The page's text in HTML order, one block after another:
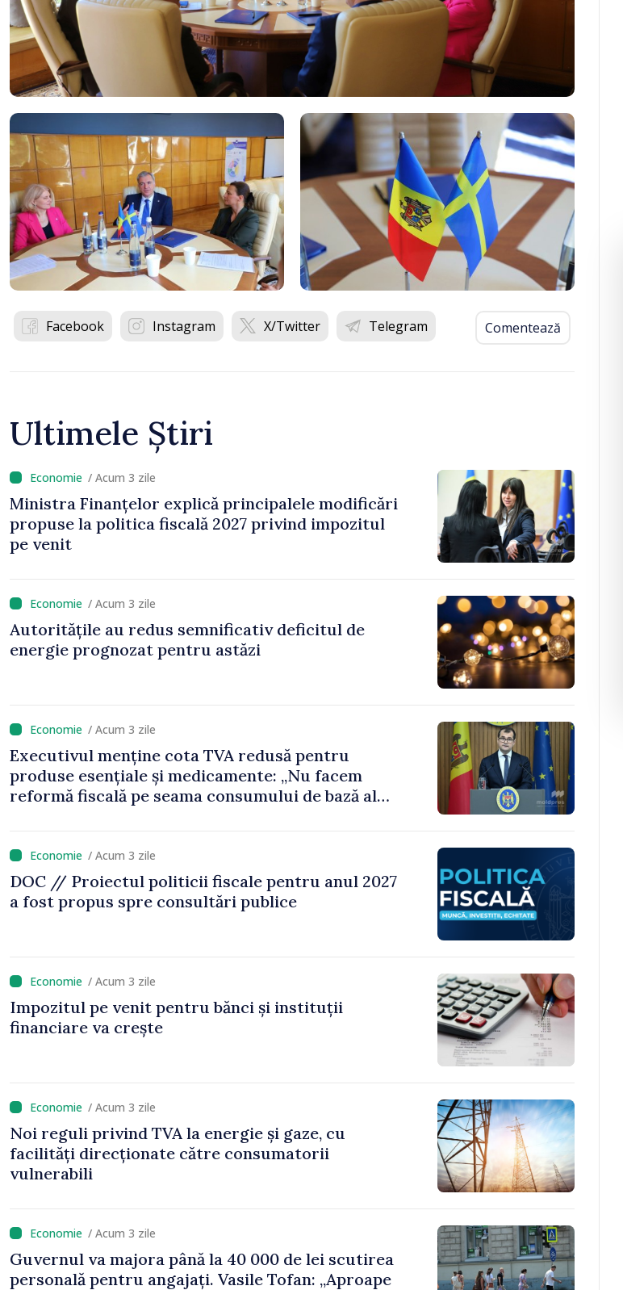
Facebook Instagram X/Twitter Telegram Comentează
Ultimele Știri
/ Acum 3 zile
Ministra Finanțelor explică principalele modificări
propuse la politica fiscală 2027 privind impozitul
pe venit
/ Acum 3 zile
Autoritățile au redus semnificativ deficitul de
energie prognozat pentru astăzi
/ Acum 3 zile
Executivul menține cota TVA redusă pentru
produse esențiale și medicamente: „Nu facem
reformă fiscală pe seama consumului de bază al
/ Acum 3 zile
DOC // Proiectul politicii fiscale pentru anul 2027
a fost propus spre consultări publice
/ Acum 3 zile
Impozitul pe venit pentru bănci și instituții
financiare va crește
/ Acum 3 zile
Noi reguli privind TVA la energie și gaze, cu
facilități direcționate către consumatorii
vulnerabili
/ Acum 3 zile
Guvernul va majora până la 40 000 de lei scutirea
personală pentru angajați. Vasile Tofan: „Aproape